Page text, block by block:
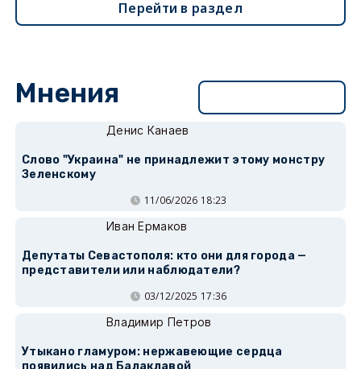
Перейти в раздел
Мнения
Денис Канаев
Слово "Украина" не принадлежит этому монстру
Зеленскому
11/06/2026 18:23
Иван Ермаков
Депутаты Севастополя: кто они для города —
представители или наблюдатели?
03/12/2025 17:36
Владимир Петров
Утыкано гламуром: нержавеющие сердца
появились над Балаклавой